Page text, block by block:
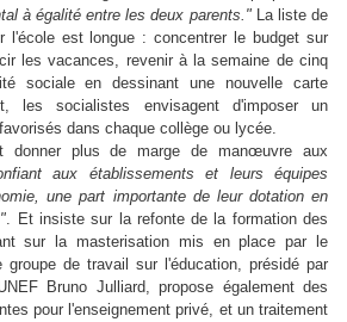
à égalité entre les deux parents."La liste de
l'école est longue : concentrer le budget sur
les vacances, revenir à la semaine de cinq
sociale en dessinant une nouvelle carte
les socialistes envisagent d'imposer un
dans chaque collège ou lycée.
donner plus de marge de manœuvre aux
aux établissements et leurs équipes
une part importante de leur dotation en
. Et insiste sur la refonte de la formation des
sur la masterisation mis en place par le
groupe de travail sur l'éducation, présidé par
Bruno Julliard, propose également des
pour l'enseignement privé, et un traitement